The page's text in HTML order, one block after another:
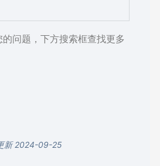
问题，下方搜索框查找更多
新 2024-09-25